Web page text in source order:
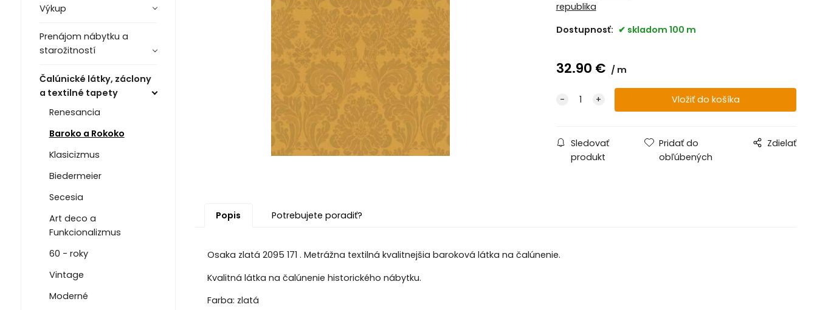
Výkup
Prenájom nábytku a
starožitností
Čalúnické látky, záclony
a textilné tapety
Renesancia
Baroko a Rokoko
Klasicizmus
Biedermeier
Secesia
Art deco a
Funkcionalizmus
60 - roky
Vintage
Moderné
republika
Dostupnosť:
skladom 100 m
32.90 € m
Sledovať
produkt
Pridať do
obľúbených
Zdielať
Popis Potrebujete poradiť?
Osaka zlatá 2095 171 . Metrážna textilná kvalitnejšia baroková látka na čalúnenie.
Kvalitná látka na čalúnenie historického nábytku.
Farba: zlatá